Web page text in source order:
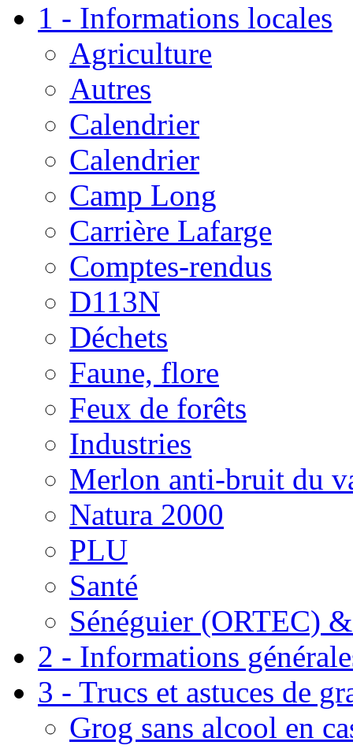
1 - Informations locales
Agriculture
Autres
Calendrier
Calendrier
Camp Long
Carrière Lafarge
Comptes-rendus
D113N
Déchets
Faune, flore
Feux de forêts
Industries
Merlon anti-bruit du
Natura 2000
PLU
Santé
Sénéguier (ORTEC)
2 - Informations
3 - Trucs et astuces de
Grog sans alcool en